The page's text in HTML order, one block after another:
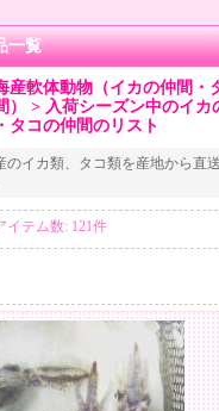
一覧
産軟体動物（イカの仲間・
） > 入荷シーズン中のイカ
タコの仲間のリスト
のイカ類、タコ類を産地から直
イテム数: 121件